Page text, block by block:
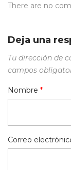
There are no
Deja una
Tu dirección de
campos
Nombre *
Correo